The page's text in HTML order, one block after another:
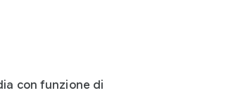
con funzione di